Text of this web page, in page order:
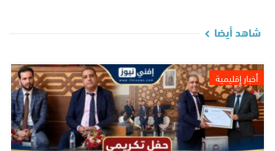
شاهد أيضا
أخبار إقليمية